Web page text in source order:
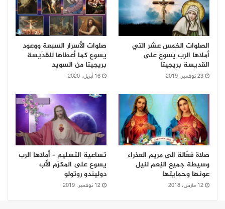
الصلوات الخمس عشر التي
أملاها الرب يسوع على
القديسة بريجيتا
23 نوفمبر، 2019
صلوات الأسرار السبعة ووعود
يسوع كما أعطاها للقدّيسة
بريجيتا من السويد
16 أبريل، 2020
صلاة فعّالة الى مريم العذراء
وسيطة جميع النِعم لنيل
عونها وحمايتها
12 مارس، 2018
تساعية التسليم – أملاها الرب
يسوع على المكرّم الأب
دوليندو روتولو
12 نوفمبر، 2019